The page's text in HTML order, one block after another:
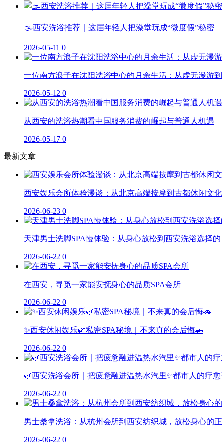
🌫️西安洗浴推荐｜这届年轻人把澡堂玩成“微度假”秘密
2026-05-11 0
一位南方浪子在沈阳洗浴中心的月余生活：从虚无漫游
2026-05-12 0
从西安的洗浴热潮看中国服务消费的崛起与普通人机遇
2026-05-17 0
最新文章
西安娱乐会所体验漫谈：从北京高端按摩到古都休闲文化
2026-06-23 0
天津男士洗脚SPA慢体验：从身心放松到西安洗浴选择的
2026-06-22 0
在西安，寻觅一家能安抚身心的品质SPA会所
2026-06-22 0
✨西安休闲娱乐🌿私密SPA秘境｜不来真的会后悔🚗
2026-06-22 0
🌿西安洗浴会所｜把疲惫融进温热水汽里✨都市人的疗愈
2026-06-22 0
男士桑拿洗浴：从杭州会所到西安纺织城，放松身心的
2026-06-22 0